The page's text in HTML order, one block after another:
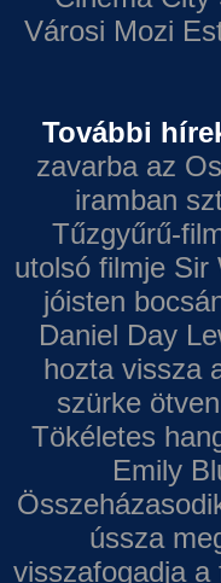
Városi Mozi
További
zavarba az
iramban
Tűzgyűrű-
utolsó filmje Sir
jóisten
Daniel Day
hozta vissza
szürke
Tökéletes
Emily
ússza
visszafogadja a